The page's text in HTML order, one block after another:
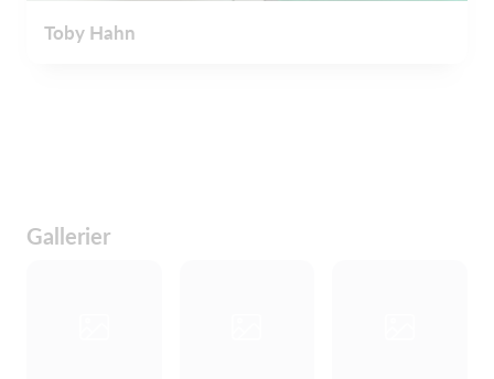
Toby Hahn
Gallerier